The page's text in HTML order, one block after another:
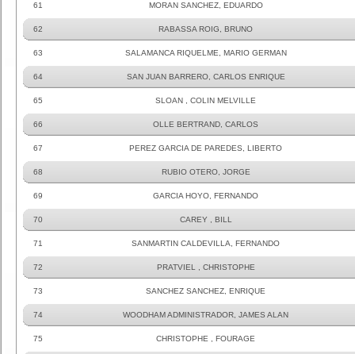
61 MORAN SANCHEZ, EDUARDO
62 RABASSA ROIG, BRUNO
63 SALAMANCA RIQUELME, MARIO GERMAN
64 SAN JUAN BARRERO, CARLOS ENRIQUE
65 SLOAN , COLIN MELVILLE
66 OLLE BERTRAND, CARLOS
67 PEREZ GARCIA DE PAREDES, LIBERTO
68 RUBIO OTERO, JORGE
69 GARCIA HOYO, FERNANDO
70 CAREY , BILL
71 SANMARTIN CALDEVILLA, FERNANDO
72 PRATVIEL , CHRISTOPHE
73 SANCHEZ SANCHEZ, ENRIQUE
74 WOODHAM ADMINISTRADOR, JAMES ALAN
75 CHRISTOPHE , FOURAGE